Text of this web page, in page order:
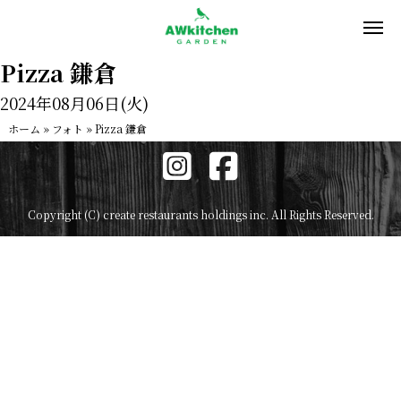
Pizza 鎌倉
2024年08月06日(火)
ホーム » フォト »Pizza 鎌倉
Copyright (C) create restaurants holdings inc. All Rights Reserved.